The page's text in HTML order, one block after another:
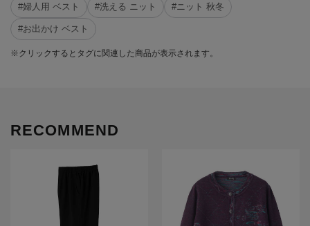
#婦人用 ベスト #洗える ニット #ニット 秋冬
#お出かけ ベスト
※クリックするとタグに関連した商品が表示されます。
RECOMMEND